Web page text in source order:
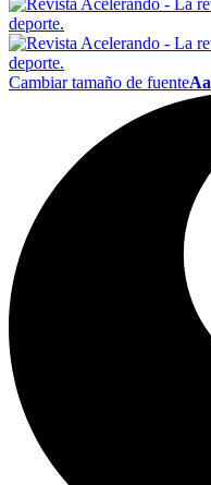
Cambiar tamaño de fuenteAa